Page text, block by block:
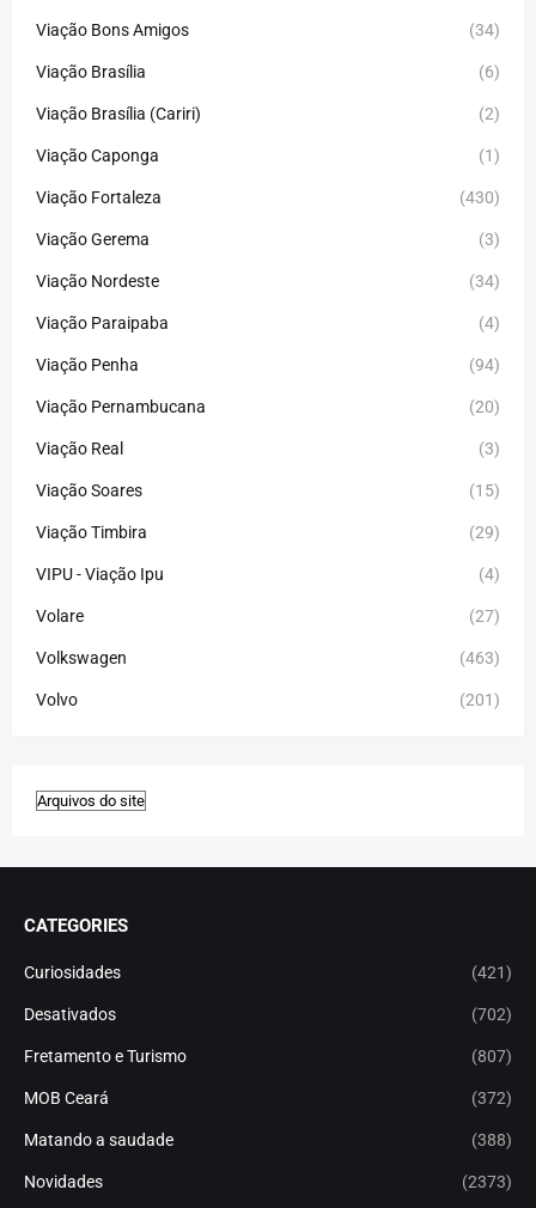
Viação Bons Amigos (34)
Viação Brasília (6)
Viação Brasília (Cariri) (2)
Viação Caponga (1)
Viação Fortaleza (430)
Viação Gerema (3)
Viação Nordeste (34)
Viação Paraipaba (4)
Viação Penha (94)
Viação Pernambucana (20)
Viação Real (3)
Viação Soares (15)
Viação Timbira (29)
VIPU - Viação Ipu (4)
Volare (27)
Volkswagen (463)
Volvo (201)
CATEGORIES
Curiosidades (421)
Desativados (702)
Fretamento e Turismo (807)
MOB Ceará (372)
Matando a saudade (388)
Novidades (2373)